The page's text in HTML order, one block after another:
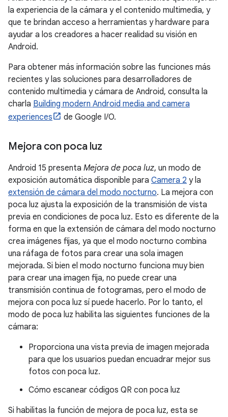
la experiencia de la cámara y el contenido multimedia, y
que te brindan acceso a herramientas y hardware para
ayudar a los creadores a hacer realidad su visión en
Android.
Para obtener más información sobre las funciones más
recientes y las soluciones para desarrolladores de
contenido multimedia y cámara de Android, consulta la
charla Building modern Android media and camera
experiences
de Google I/O.
Mejora con poca luz
Android 15 presenta Mejora de poca luz, un modo de
exposición automática disponible para Camera 2 y la
extensión de cámara del modo nocturno. La mejora con
poca luz ajusta la exposición de la transmisión de vista
previa en condiciones de poca luz. Esto es diferente de la
forma en que la extensión de cámara del modo nocturno
crea imágenes fijas, ya que el modo nocturno combina
una ráfaga de fotos para crear una sola imagen
mejorada. Si bien el modo nocturno funciona muy bien
para crear una imagen fija, no puede crear una
transmisión continua de fotogramas, pero el modo de
mejora con poca luz sí puede hacerlo. Por lo tanto, el
modo de poca luz habilita las siguientes funciones de la
cámara:
Proporciona una vista previa de imagen mejorada
para que los usuarios puedan encuadrar mejor sus
fotos con poca luz.
Cómo escanear códigos QR con poca luz
Si habilitas la función de mejora de poca luz, esta se